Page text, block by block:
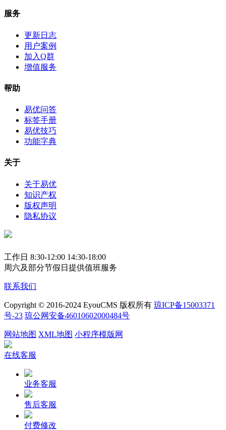
服务
更新日志
用户案例
加入Q群
增值服务
帮助
易优问答
标签手册
易优技巧
功能字典
关于
关于易优
知识产权
版权声明
隐私协议
工作日 8:30-12:00 14:30-18:00
周六及部分节假日提供值班服务
联系我们
Copyright © 2016-2024 EyouCMS 版权所有 琼ICP备15003371
号-23 琼公网安备46010602000484号
网站地图 XML地图 小程序模版网
在线客服
业务客服
售后客服
付费修改